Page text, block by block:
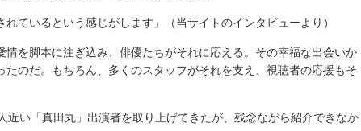
ているという感じがします」（当サイトのインタビューより）
を脚本に注ぎ込み、俳優たちがそれに応える。その幸福な出会いか
たのだ。もちろん、多くのスタッフがそれを支え、視聴者の応援もそ
い「真田丸」出演者を取り上げてきたが、残念ながら紹介できなか